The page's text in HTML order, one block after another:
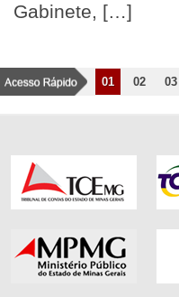
Gabinete, […]
01 02 03